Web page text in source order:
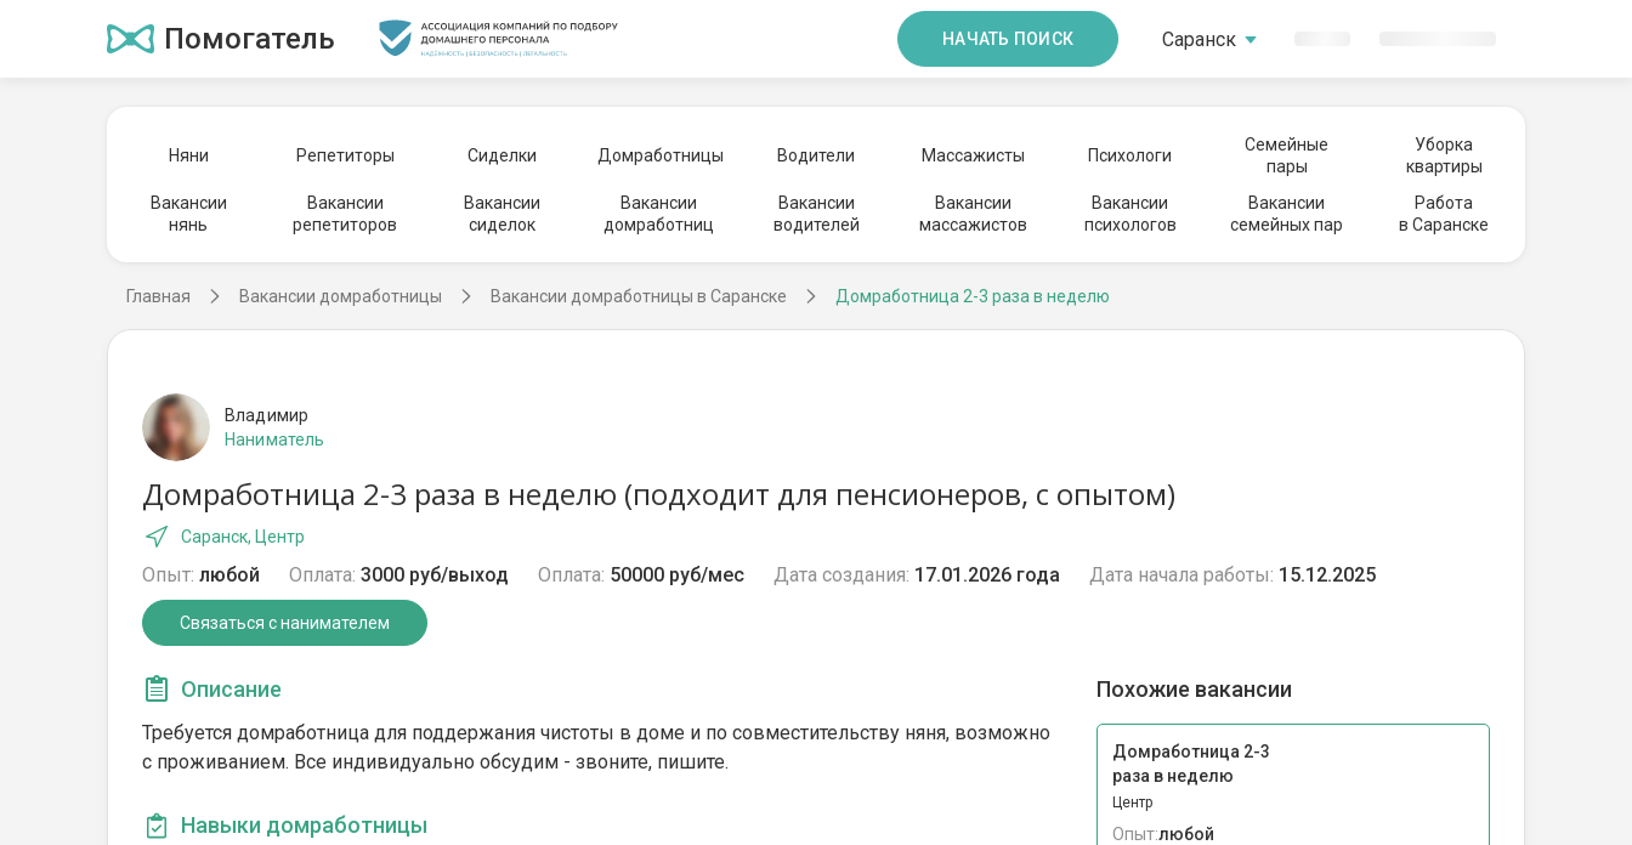
Помогатель НАЧАТЬ ПОИСК Саранск
Няни Репетиторы Сиделки Домработницы Водители Массажисты Психологи
Семейные
пары
Уборка
квартиры
Вакансии
нянь
Вакансии
репетиторов
Вакансии
сиделок
Вакансии
домработниц
Вакансии
водителей
Вакансии
массажистов
Вакансии
психологов
Вакансии
семейных пар
Работа
в Саранске
Главная Вакансии домработницы Вакансии домработницы в Саранске Домработница 2-3 раза в неделю
Владимир
Наниматель
Домработница 2-3 раза в неделю (подходит для пенсионеров, с опытом)
Саранск, Центр
Опыт: любой Оплата: 3000 руб/выход Оплата: 50000 руб/мес Дата создания: 17.01.2026 года Дата начала работы: 15.12.2025
Связаться с нанимателем
Описание
Требуется домработница для поддержания чистоты в доме и по совместительству няня, возможно
с проживанием. Все индивидуально обсудим - звоните, пишите.
Навыки домработницы
Похожие вакансии
Домработница 2-3
раза в неделю
Центр
Опыт:любой